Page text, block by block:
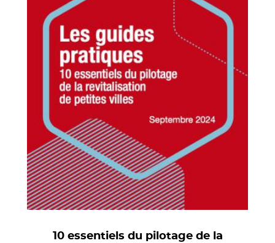
10 essentiels du pilotage de la